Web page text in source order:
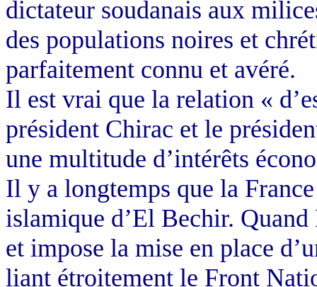
dictateur soudanais aux
des populations noires et
parfaitement connu et avéré.
Il est vrai que la relation «
président Chirac et le
une multitude d’intérêts
Il y a longtemps que la
islamique d’El Bechir.
et impose la mise en place
liant étroitement le Front